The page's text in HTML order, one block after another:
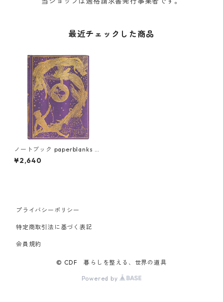
最近チェックした商品
ノートブック paperblanks ペ
ーパーブランクス MIDI ハード
カバー 罫線 むらさきいろの童
¥2,640
プライバシーポリシー
特定商取引法に基づく表記
会員規約
© CDF 暮らしを整える、世界の道具
Powered by